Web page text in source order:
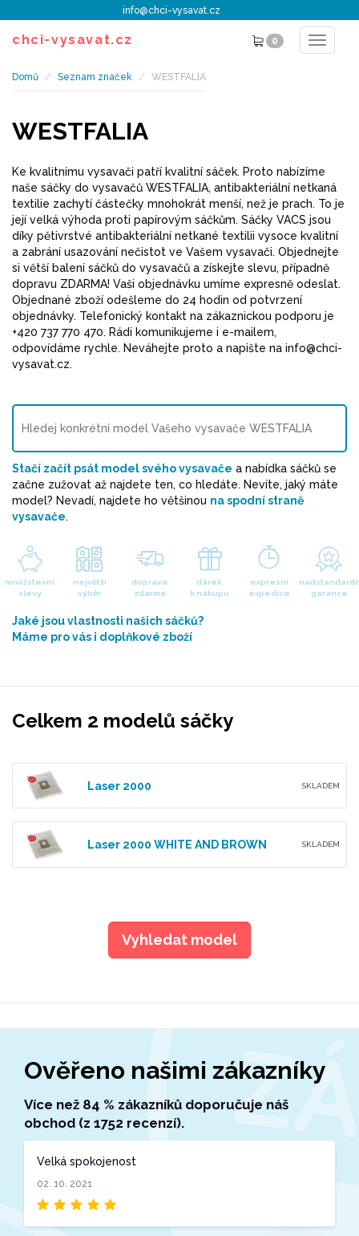
info@chci-vysavat.cz
chci-vysavat.cz 0
Toggle
Domů Seznam značek WESTFALIA
WESTFALIA
Ke kvalitnímu vysavači patří kvalitní sáček. Proto nabízíme
naše sáčky do vysavačů WESTFALIA, antibakteriální netkaná
textilie zachytí částečky mnohokrát menší, než je prach. To je
její velká výhoda proti papírovým sáčkům. Sáčky VACS jsou
díky pětivrstvé antibakteriální netkané textilii vysoce kvalitní
a zabrání usazování nečistot ve Vašem vysavači. Objednejte
si větší balení sáčků do vysavačů a získejte slevu, případně
dopravu ZDARMA! Vaši objednávku umíme expresně odeslat.
Objednané zboží odešleme do 24 hodin od potvrzení
objednávky. Telefonický kontakt na zákaznickou podporu je
+420 737 770 470. Rádi komunikujeme i e-mailem,
odpovídáme rychle. Neváhejte proto a napište na info@chci-
vysavat.cz.
Stačí začít psát model svého vysavače a nabídka sáčků se
začne zužovat až najdete ten, co hledáte. Nevíte, jaký máte
model? Nevadí, najdete ho většinou na spodní straně
vysavače.
množstevní
slevy
největší
výběr
doprava
zdarma
dárek
k nákupu
expresní
expedice
garance
Jaké jsou vlastnosti našich sáčků?
Máme pro vás i doplňkové zboží
Celkem 2 modelů sáčky
Laser 2000 SKLADEM
Laser 2000 WHITE AND BROWN SKLADEM
Vyhledat model
Ověřeno našimi zákazníky
Více než 84 % zákazníků doporučuje náš
obchod (z 1752 recenzí).
Velká spokojenost
02. 10. 2021